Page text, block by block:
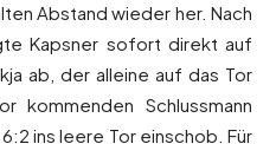
Abstand wieder her. Nach
Kapsner sofort direkt auf
ab, der alleine auf das Tor
kommenden Schlussmann
ins leere Tor einschob. Für